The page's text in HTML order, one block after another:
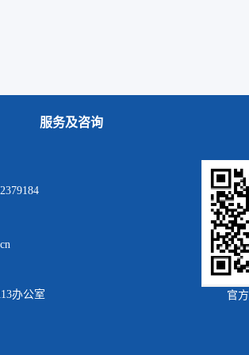
服务及咨询
官方就业
办公室